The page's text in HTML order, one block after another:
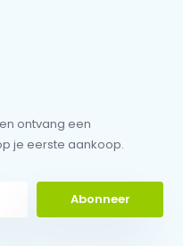
ontvang een
je eerste aankoop.
Abonneer